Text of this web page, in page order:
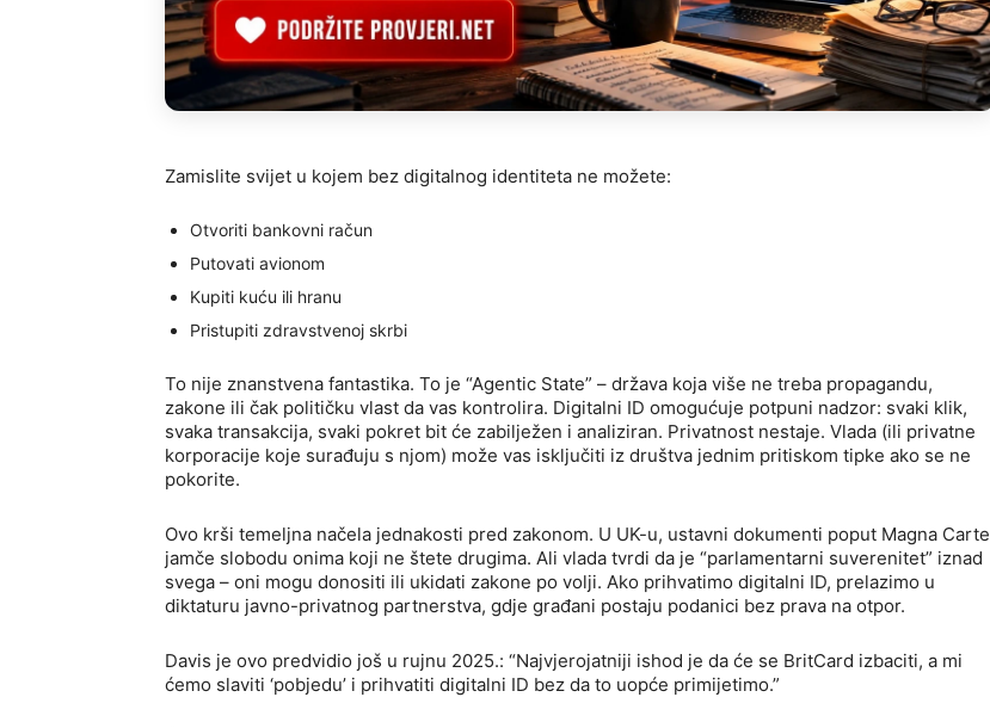
Zamislite svijet u kojem bez digitalnog identiteta ne možete:
Otvoriti bankovni račun
Putovati avionom
Kupiti kuću ili hranu
Pristupiti zdravstvenoj skrbi
To nije znanstvena fantastika. To je “Agentic State” – država koja više ne treba propagandu,
zakone ili čak političku vlast da vas kontrolira. Digitalni ID omogućuje potpuni nadzor: svaki klik,
svaka transakcija, svaki pokret bit će zabilježen i analiziran. Privatnost nestaje. Vlada (ili privatne
korporacije koje surađuju s njom) može vas isključiti iz društva jednim pritiskom tipke ako se ne
pokorite.
Ovo krši temeljna načela jednakosti pred zakonom. U UK-u, ustavni dokumenti poput Magna Carte
jamče slobodu onima koji ne štete drugima. Ali vlada tvrdi da je “parlamentarni suverenitet” iznad
svega – oni mogu donositi ili ukidati zakone po volji. Ako prihvatimo digitalni ID, prelazimo u
diktaturu javno-privatnog partnerstva, gdje građani postaju podanici bez prava na otpor.
Davis je ovo predvidio još u rujnu 2025.: “Najvjerojatniji ishod je da će se BritCard izbaciti, a mi
ćemo slaviti ‘pobjedu’ i prihvatiti digitalni ID bez da to uopće primijetimo.”